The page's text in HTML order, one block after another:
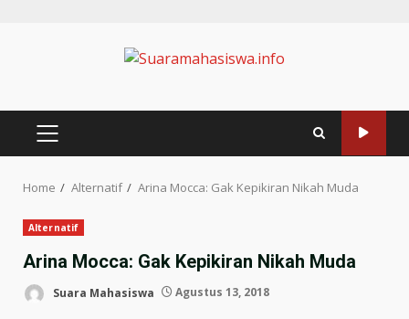
Home Alternatif Arina Mocca: Gak Kepikiran Nikah Muda
Alternatif
Arina Mocca: Gak Kepikiran Nikah Muda
Suara Mahasiswa Agustus 13, 2018